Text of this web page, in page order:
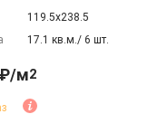
119.5х238.5
17.1 кв.м./ 6 шт.
₽/м2